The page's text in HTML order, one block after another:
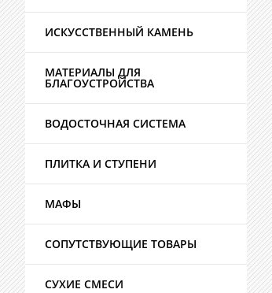
ИСКУССТВЕННЫЙ КАМЕНЬ
МАТЕРИАЛЫ ДЛЯ
БЛАГОУСТРОЙСТВА
ВОДОСТОЧНАЯ СИСТЕМА
ПЛИТКА И СТУПЕНИ
МАФЫ
СОПУТСТВУЮЩИЕ ТОВАРЫ
СУХИЕ СМЕСИ